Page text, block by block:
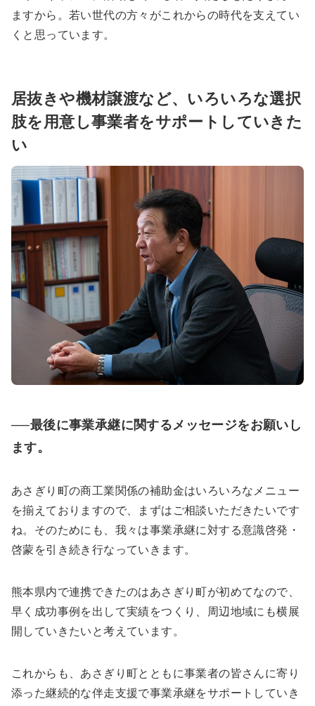
ますから。若い世代の方々がこれからの時代を支えてい
くと思っています。
居抜きや機材譲渡など、いろいろな選択
肢を用意し事業者をサポートしていきた
い
──最後に事業承継に関するメッセージをお願いし
ます。
あさぎり町の商工業関係の補助金はいろいろなメニュー
を揃えておりますので、まずはご相談いただきたいです
ね。そのためにも、我々は事業承継に対する意識啓発・
啓蒙を引き続き行なっていきます。
熊本県内で連携できたのはあさぎり町が初めてなので、
早く成功事例を出して実績をつくり、周辺地域にも横展
開していきたいと考えています。
これからも、あさぎり町とともに事業者の皆さんに寄り
添った継続的な伴走支援で事業承継をサポートしていき